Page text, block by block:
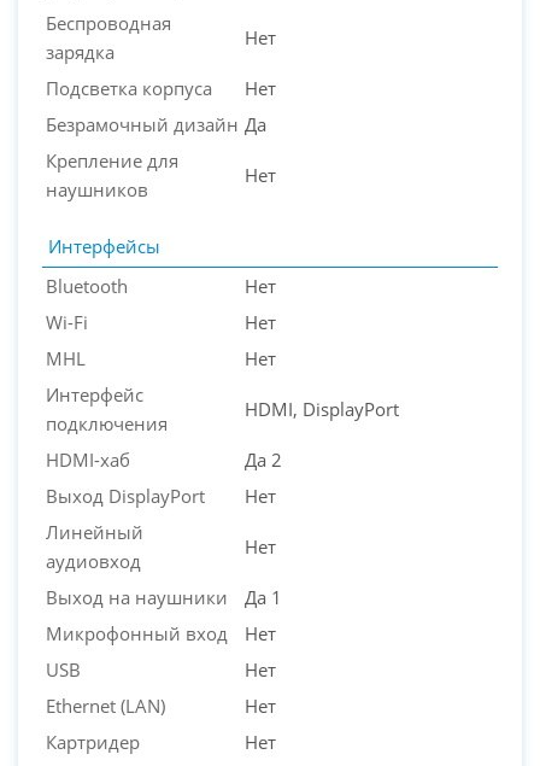
Беспроводная
зарядка
Нет
Подсветка корпуса
Нет
Безрамочный дизайн Да
Крепление для
наушников
Нет
Интерфейсы
Bluetooth
Нет
Wi-Fi
Нет
MHL
Нет
Интерфейс
подключения
HDMI, DisplayPort
HDMI-хаб
Да 2
Выход DisplayPort
Нет
Линейный
аудиовход
Нет
Выход на наушники
Да 1
Микрофонный вход
Нет
USB
Нет
Ethernet (LAN)
Нет
Картридер
Нет